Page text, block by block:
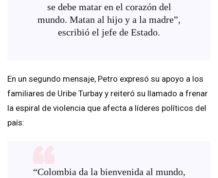
se debe matar en el corazón del
mundo. Matan al hijo y a la madre”,
escribió el jefe de Estado.
En un segundo mensaje, Petro expresó su apoyo a los
familiares de Uribe Turbay y reiteró su llamado a frenar
la espiral de violencia que afecta a líderes políticos del
país:
“Colombia da la bienvenida al mundo,